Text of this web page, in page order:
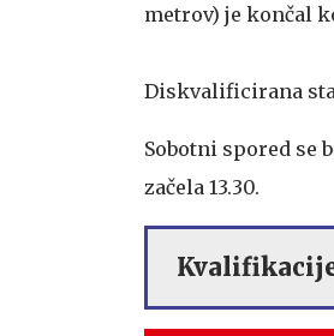
metrov) je končal
Diskvalificirana
Sobotni spored se
začela 13.30.